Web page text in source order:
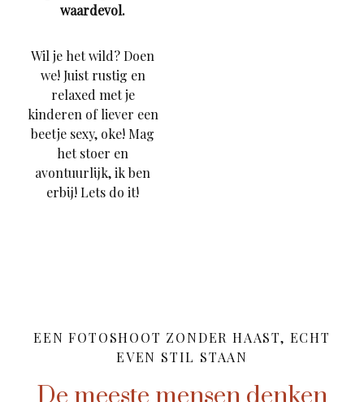
waardevol.
Wil je het wild? Doen
we! Juist rustig en
relaxed met je
kinderen of liever een
beetje sexy, oke! Mag
het stoer en
avontuurlijk, ik ben
erbij! Lets do it!
EEN FOTOSHOOT ZONDER HAAST, ECHT
EVEN STIL STAAN